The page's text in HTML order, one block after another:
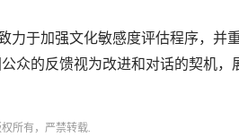
力于加强文化敏感度评估程序，并
众的反馈视为改进和对话的契机，
所有，严禁转载.